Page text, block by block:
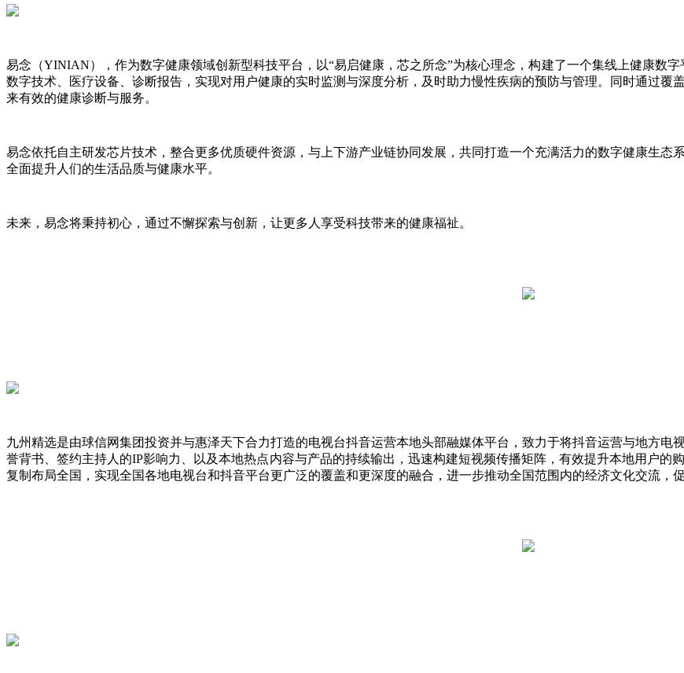
易念（YINIAN），作为数字健康领域创新型科技平台，以“易启健康，芯之所念”为核心理念，构建了一个集线上健康数
数字技术、医疗设备、诊断报告，实现对用户健康的实时监测与深度分析，及时助力慢性疾病的预防与管理。同时通过
来有效的健康诊断与服务。
易念依托自主研发芯片技术，整合更多优质硬件资源，与上下游产业链协同发展，共同打造一个充满活力的数字健康生态
全面提升人们的生活品质与健康水平。
未来，易念将秉持初心，通过不懈探索与创新，让更多人享受科技带来的健康福祉。
九州精选是由球信网集团投资并与惠泽天下合力打造的电视台抖音运营本地头部融媒体平台，致力于将抖音运营与地方
誉背书、签约主持人的IP影响力、以及本地热点内容与产品的持续输出，迅速构建短视频传播矩阵，有效提升本地用户的
复制布局全国，实现全国各地电视台和抖音平台更广泛的覆盖和更深度的融合，进一步推动全国范围内的经济文化交流，